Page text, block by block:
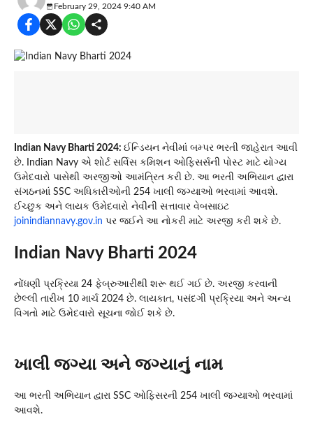
February 29, 2024 9:40 AM
Indian Navy Bharti 2024: ઈન્ડિયન નેવીમાં બમ્પર ભરતી જાહેરાત આવી
છે. Indian Navy એ શોર્ટ સર્વિસ કમિશન ઓફિસર્સની પોસ્ટ માટે યોગ્ય
ઉમેદવારો પાસેથી અરજીઓ આમંત્રિત કરી છે. આ ભરતી અભિયાન દ્વારા
સંગઠનમાં SSC અધિકારીઓની 254 ખાલી જગ્યાઓ ભરવામાં આવશે.
ઈચ્છુક અને લાયક ઉમેદવારો નેવીની સત્તાવાર વેબસાઇટ
joinindiannavy.gov.in પર જઈને આ નોકરી માટે અરજી કરી શકે છે.
Indian Navy Bharti 2024
નોંધણી પ્રક્રિયા 24 ફેબ્રુઆરીથી શરૂ થઈ ગઈ છે. અરજી કરવાની
છેલ્લી તારીખ 10 માર્ચ 2024 છે. લાયકાત, પસંદગી પ્રક્રિયા અને અન્ય
વિગતો માટે ઉમેદવારો સૂચના જોઈ શકે છે.
ખાલી જગ્યા અને જગ્યાનું નામ
આ ભરતી અભિયાન દ્વારા SSC ઓફિસરની 254 ખાલી જગ્યાઓ ભરવામાં
આવશે.